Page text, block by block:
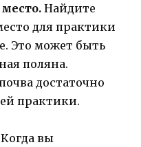
Найдите
для практики
Это может быть
поляна.
достаточно
практики.
Когда вы